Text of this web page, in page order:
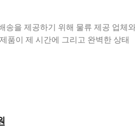
송을 제공하기 위해 물류 제공 업체
품이 제 시간에 그리고 완벽한 상태